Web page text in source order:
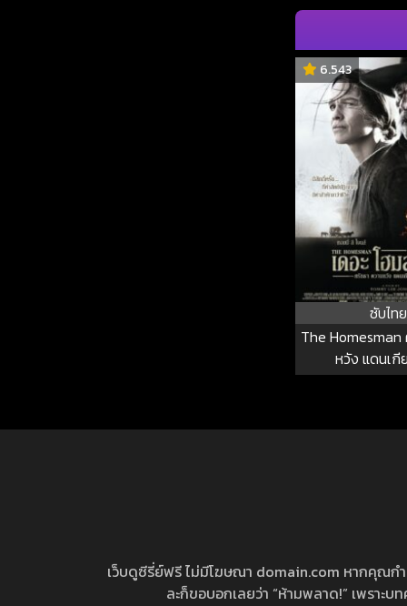
6.543
ซับไทย
The Homesman
หวัง แดนเกี
เว็บดูซีรี่ย์ฟรี ไม่มีโฆษณา domain.com หากคุณก
ละก็ขอบอกเลยว่า “ห้ามพลาด!” เพราะ